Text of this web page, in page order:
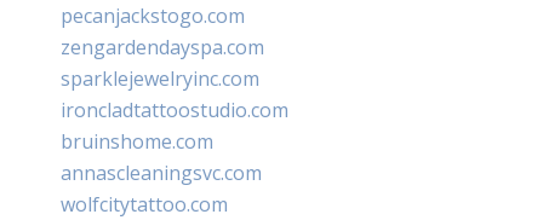
pecanjackstogo.com
zengardendayspa.com
sparklejewelryinc.com
ironcladtattoostudio.com
bruinshome.com
annascleaningsvc.com
wolfcitytattoo.com